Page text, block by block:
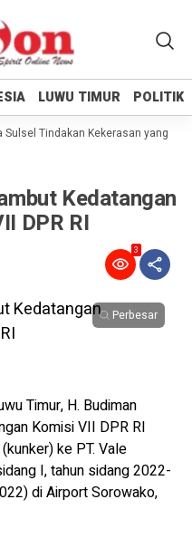
LUWU TIMUR POLITIK
LUWU TIMUR POLITIK
Tindakan Kekerasan yang
Kedatangan
DPR RI
3
Perbesar
Timur, H. Budiman
Komisi VII DPR RI
ke PT. Vale
I, tahun sidang 2022-
di Airport Sorowako,